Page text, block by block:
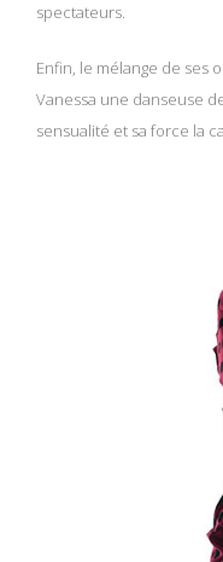
spectateurs.
Enfin, le mélange de ses
Vanessa une danseuse
sensualité et sa force la